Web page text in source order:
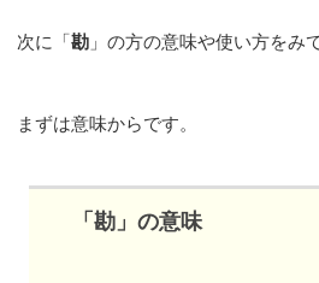
次に「勘 」の方の意味や使い方をみ
まずは意味からです。
「勘」の意味